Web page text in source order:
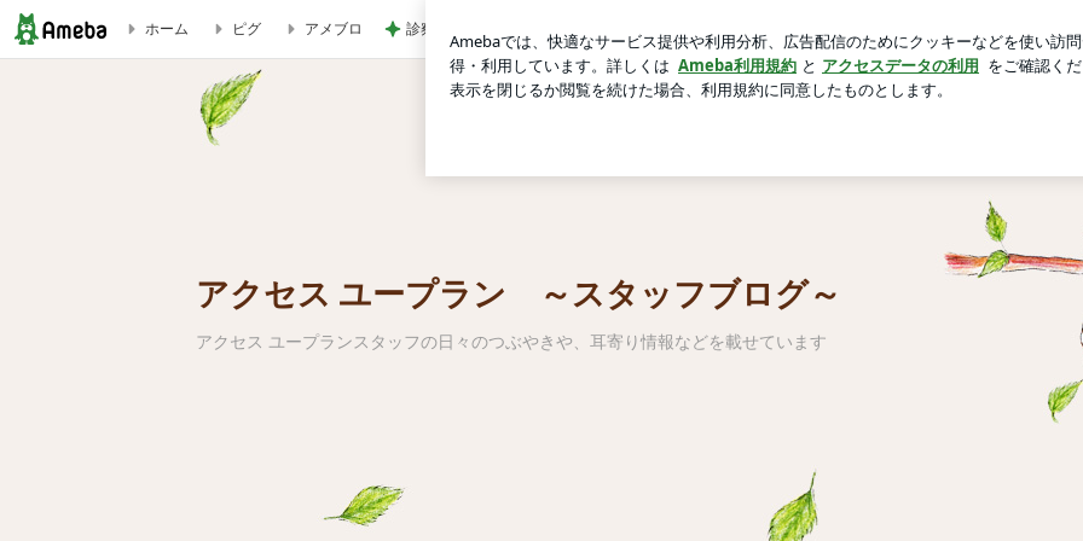
12月の特別講座 『カレンダー作成講座』 | アクセス ユープラン ～スタッフブログ～
ホーム ピグ アメブロ 診察代の節約になる3ヶ月分の薬 ロ
アクセス ユープラン ～スタッフブログ～
アクセス ユープランスタッフの日々のつぶやきや、耳寄り情報などを載せています